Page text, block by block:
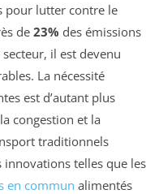
pour lutter contre le
de 23% des émissions
secteur, il est devenu
La nécessité
est d’autant plus
congestion et la
traditionnels
innovations telles que les
en commun alimentés